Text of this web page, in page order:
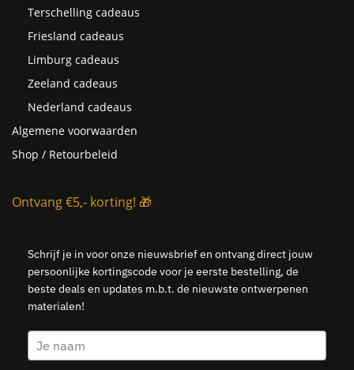
Terschelling cadeaus
Friesland cadeaus
Limburg cadeaus
Zeeland cadeaus
Nederland cadeaus
Algemene voorwaarden
Shop / Retourbeleid
Ontvang €5,- korting! 🎁
Schrijf je in voor onze nieuwsbrief en ontvang direct jouw
persoonlijke kortingscode voor je eerste bestelling, de
beste deals en updates m.b.t. de nieuwste ontwerpenen
materialen!